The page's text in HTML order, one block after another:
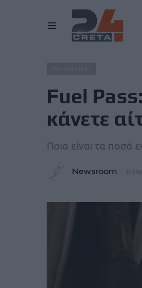
Fuel
κάνετε
Ποια είναι τα ποσά
Newsroom 21